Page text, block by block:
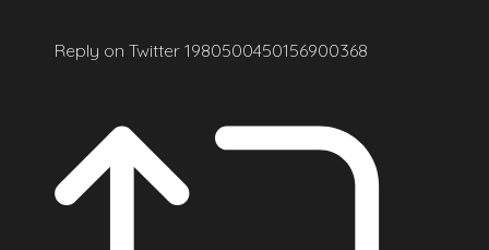
Reply on Twitter 1980500450156900368